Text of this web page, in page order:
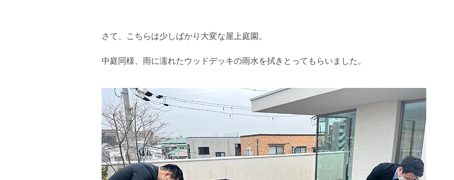
さて、こちらは少しばかり大変な屋上庭園。
中庭同様、雨に濡れたウッドデッキの雨水を拭きとってもらいました。